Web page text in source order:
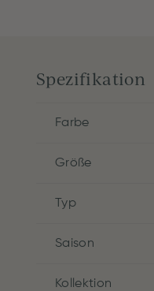
Spezifikation
Farbe
Größe
Typ
Saison
Kollektion